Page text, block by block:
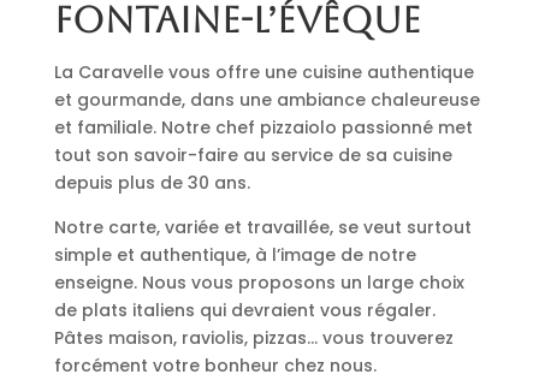
Fontaine-l’Évêque
La Caravelle vous offre une cuisine authentique
et gourmande, dans une ambiance chaleureuse
et familiale. Notre chef pizzaiolo passionné met
tout son savoir-faire au service de sa cuisine
depuis plus de 30 ans.
Notre carte, variée et travaillée, se veut surtout
simple et authentique, à l’image de notre
enseigne. Nous vous proposons un large choix
de plats italiens qui devraient vous régaler.
Pâtes maison, raviolis, pizzas… vous trouverez
forcément votre bonheur chez nous.